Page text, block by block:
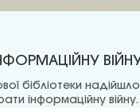
бібліотеки
інформаційну